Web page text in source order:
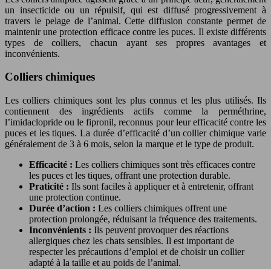
un insecticide ou un répulsif, qui est diffusé progressivement à
travers le pelage de l’animal. Cette diffusion constante permet de
maintenir une protection efficace contre les puces. Il existe différents
types de colliers, chacun ayant ses propres avantages et
inconvénients.
Colliers chimiques
Les colliers chimiques sont les plus connus et les plus utilisés. Ils
contiennent des ingrédients actifs comme la perméthrine,
l’imidaclopride ou le fipronil, reconnus pour leur efficacité contre les
puces et les tiques. La durée d’efficacité d’un collier chimique varie
généralement de 3 à 6 mois, selon la marque et le type de produit.
Efficacité : Les colliers chimiques sont très efficaces contre
les puces et les tiques, offrant une protection durable.
Praticité : Ils sont faciles à appliquer et à entretenir, offrant
une protection continue.
Durée d’action : Les colliers chimiques offrent une
protection prolongée, réduisant la fréquence des traitements.
Inconvénients : Ils peuvent provoquer des réactions
allergiques chez les chats sensibles. Il est important de
respecter les précautions d’emploi et de choisir un collier
adapté à la taille et au poids de l’animal.